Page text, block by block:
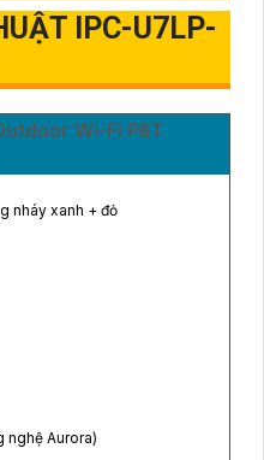
IPC-U7LP-
Wi-Fi P&T
nháy xanh + đỏ
nghệ Aurora)